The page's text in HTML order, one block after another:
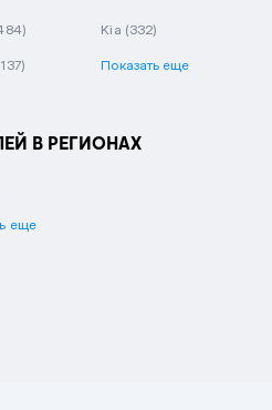
Kia (332)
Показать еще
В РЕГИОНАХ
еще